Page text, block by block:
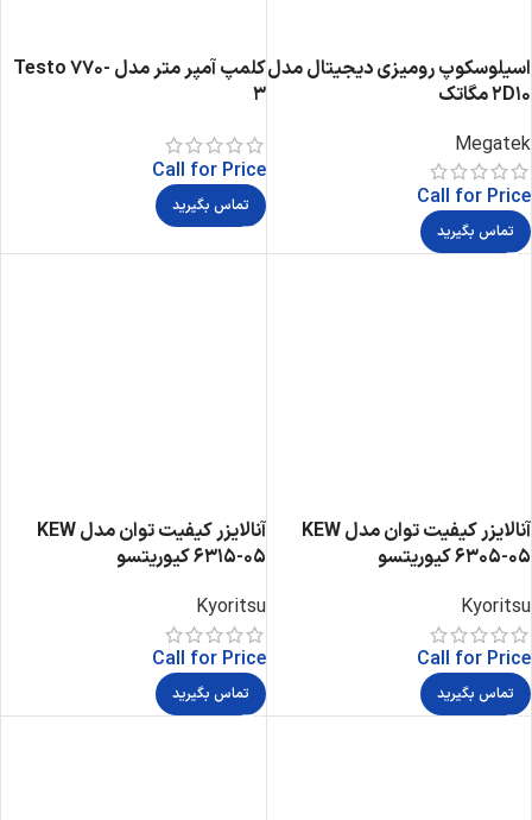
اسیلوسکوپ رومیزی دیجیتال مدل
2D10 مگاتک
Megatek
Call for Price
تماس بگیرید
کلمپ آمپر متر مدل Testo 770-
3
Call for Price
تماس بگیرید
آنالایزر کیفیت توان مدل KEW
6305-05 کیوریتسو
Kyoritsu
Call for Price
تماس بگیرید
آنالایزر کیفیت توان مدل KEW
6315-05 کیوریتسو
Kyoritsu
Call for Price
تماس بگیرید